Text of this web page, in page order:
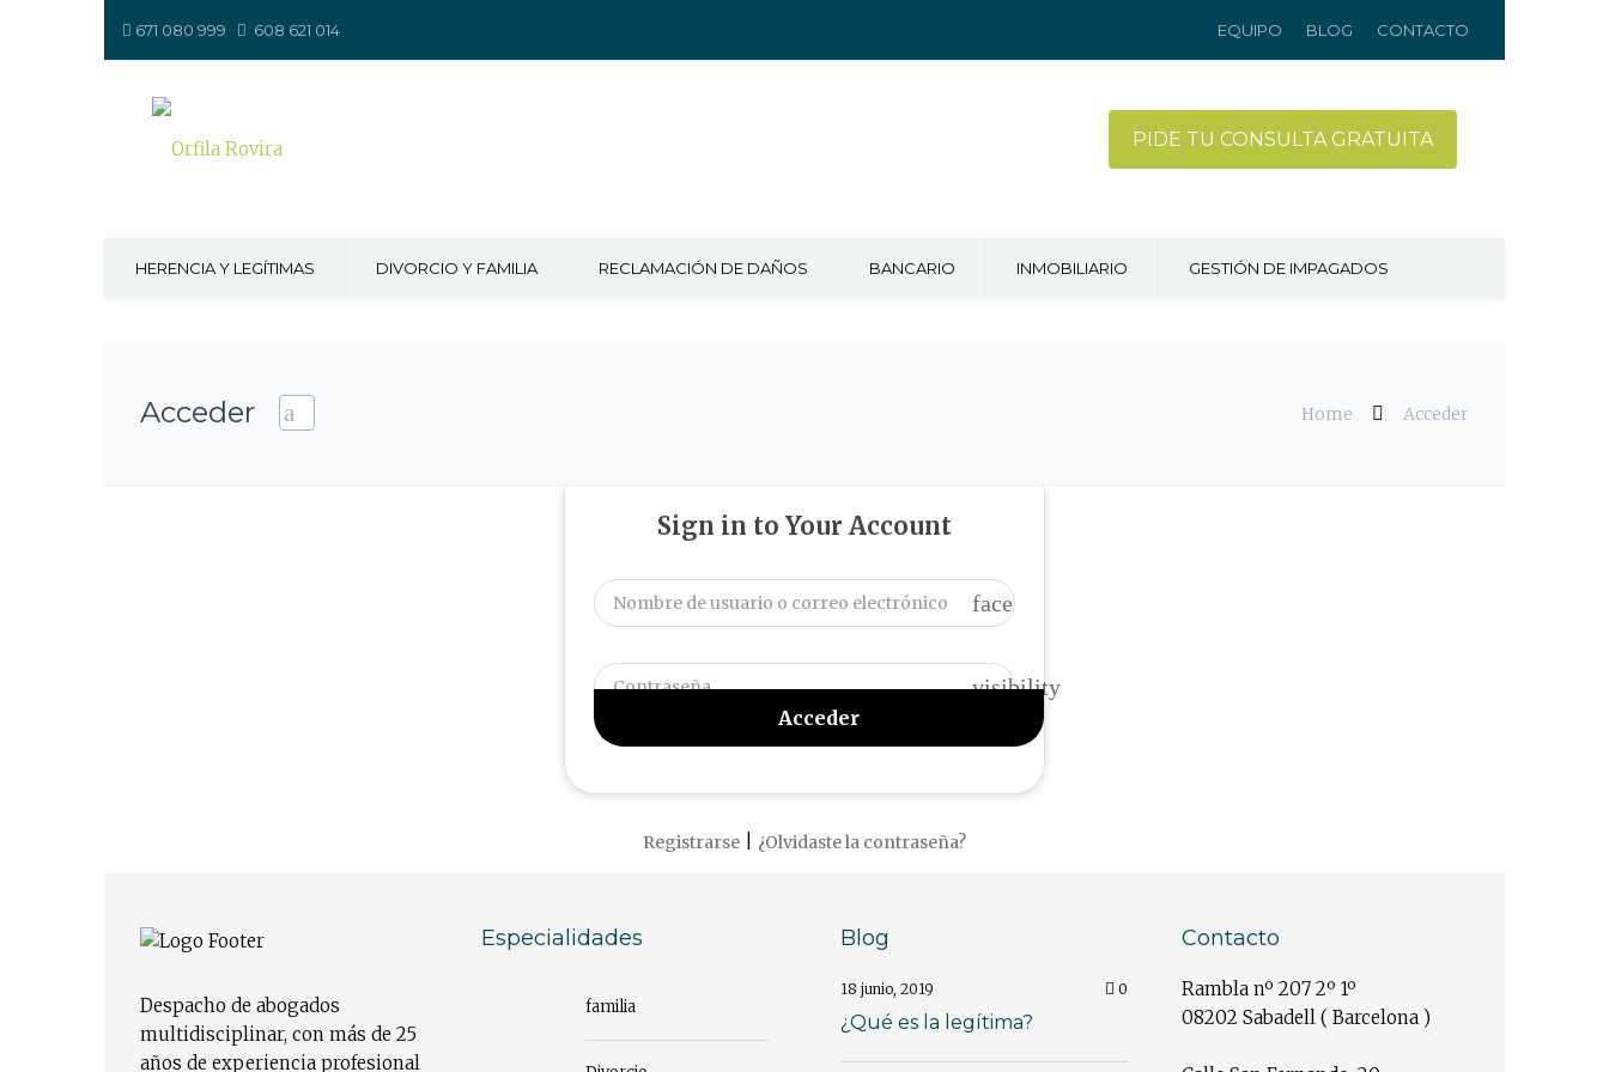
671 080 999 608 621 014 EQUIPO BLOG CONTACTO
PIDE TU CONSULTA GRATUITA
HERENCIA Y LEGÍTIMAS DIVORCIO Y FAMILIA RECLAMACIÓN DE DAÑOS BANCARIO INMOBILIARIO GESTIÓN DE IMPAGADOS
Acceder Home Acceder
Sign in to Your Account
face
visibility
Registrarse ¿Olvidaste la contraseña?
Despacho de abogados
multidisciplinar, con más de 25
años de experiencia profesional
Especialidades
familia
Blog
18 junio, 2019 0
¿Qué es la legítima?
Contacto
Rambla nº 207 2º 1º
08202 Sabadell ( Barcelona )